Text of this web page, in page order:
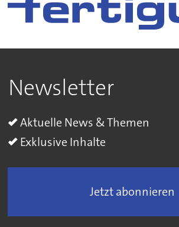
Newsletter
Aktuelle News & Themen
Exklusive Inhalte
Jetzt abonnieren